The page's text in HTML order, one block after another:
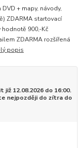
DVD + mapy, návody,
ZDARMA startovací
hodnotě 900,-Kč
ZDARMA rozšířená
popis
již 12.08.2026 do 16:00.
nejpozději do zítra do